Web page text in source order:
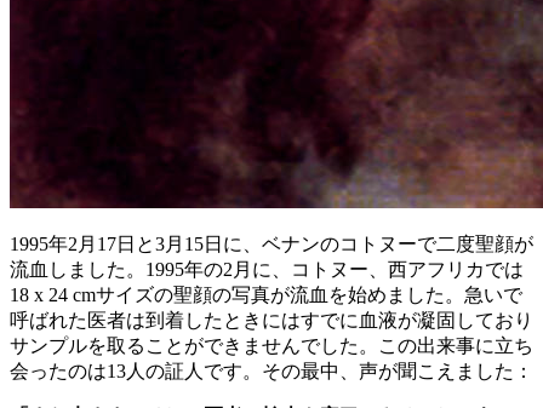
1995年2月17日と3月15日に、ベナンのコトヌーで二度聖顔が
流血しました。1995年の2月に、コトヌー、西アフリカでは
18 x 24 cmサイズの聖顔の写真が流血を始めました。急いで
呼ばれた医者は到着したときにはすでに血液が凝固しており
サンプルを取ることができませんでした。この出来事に立ち
会ったのは13人の証人です。その最中、声が聞こえました：